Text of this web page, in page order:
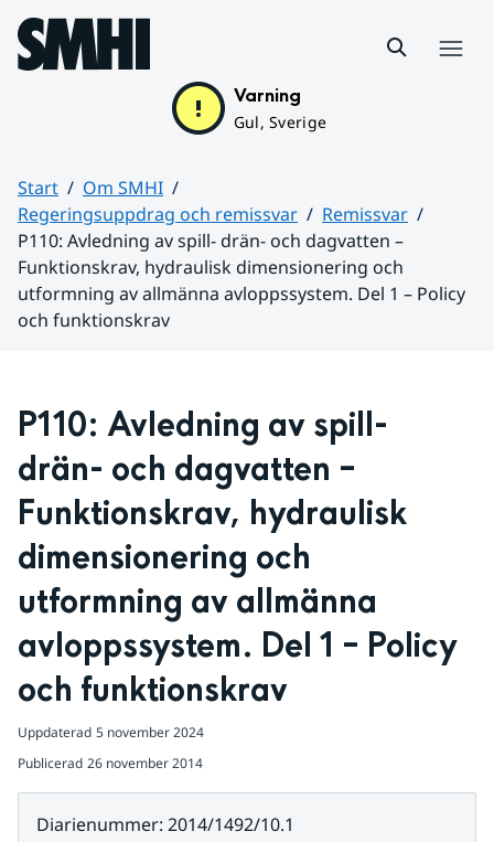
Hoppa till sidans innehåll
Varning
Gul, Sverige
Start
Om SMHI
Regeringsuppdrag och remissvar
Remissvar
P110: Avledning av spill- drän- och dagvatten –
Funktionskrav, hydraulisk dimensionering och
utformning av allmänna avloppssystem. Del 1 – Policy
och funktionskrav
P110: Avledning av spill-
drän- och dagvatten –
Funktionskrav, hydraulisk
dimensionering och
utformning av allmänna
avloppssystem. Del 1 – Policy
och funktionskrav
Uppdaterad 5 november 2024
Publicerad 26 november 2014
Diarienummer: 2014/1492/10.1